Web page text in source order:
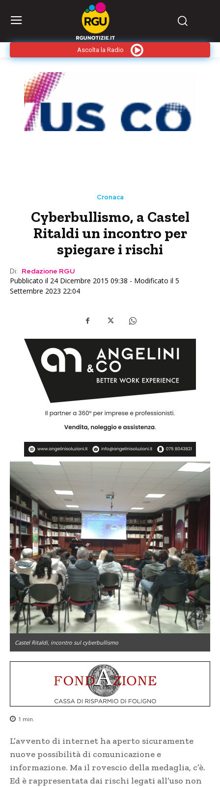
Ascolta la Radio
Cronaca
Cyberbullismo, a Castel
Ritaldi un incontro per
spiegare i rischi
Di: Redazione RGU
Pubblicato il 24 Dicembre 2015 09:38 - Modificato il 5
Settembre 2023 22:04
Castel Ritaldi, incontro sul cyberbullismo
1 min.
L’avvento di internet ha aperto sicuramente
nuove possibilità di comunicazione e
informazione. Ma il rovescio della medaglia, c’è.
Ed è rappresentata dai rischi legati all’uso non